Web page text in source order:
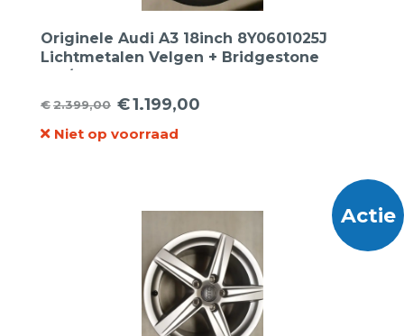
Originele Audi A3 18inch 8Y0601025J
Lichtmetalen Velgen + Bridgestone
225/40R18 92Y Turanza T005 XL
zomerbanden
€2.399,00
Oorspronkelijke
prijs
€1.199,00
Huidige
prijs
Niet op voorraad
Actie